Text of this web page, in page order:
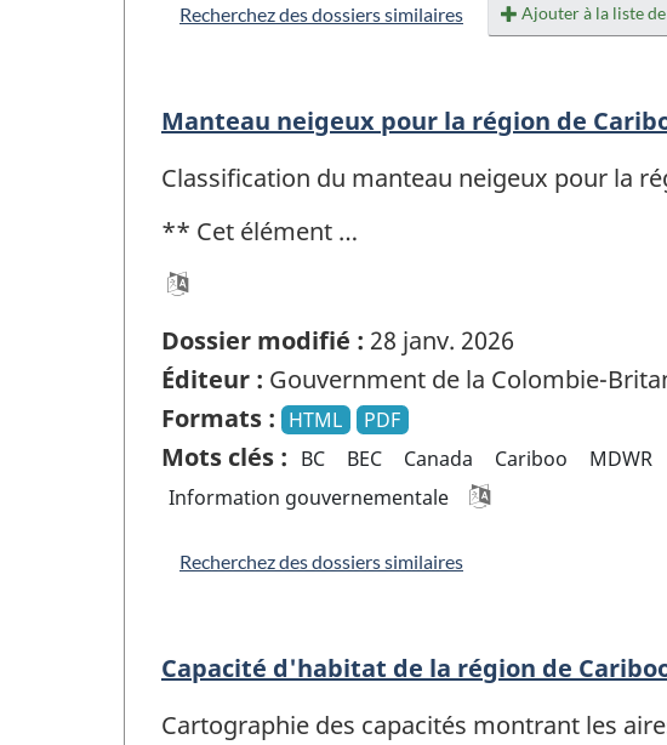
Recherchez des dossiers similaires Ajouter à la liste
Manteau neigeux pour la région de
Classification du manteau neigeux pour la
** Cet élément …
Dossier modifié : 28 janv. 2026
Éditeur : Gouvernment de la Colombie-
Formats : HTML PDF
Mots clés : BC BEC Canada Cariboo MDWR
Information gouvernementale
Recherchez des dossiers similaires
Capacité d'habitat de la région de
Cartographie des capacités montrant les